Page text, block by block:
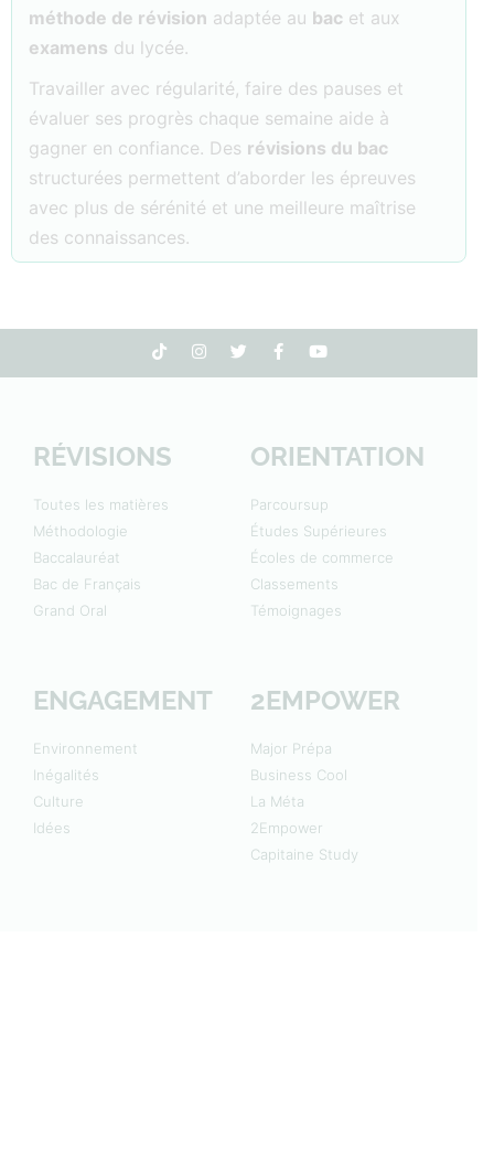
méthode de révision adaptée au bac et aux
examens du lycée.
Travailler avec régularité, faire des pauses et
évaluer ses progrès chaque semaine aide à
gagner en confiance. Des révisions du bac
structurées permettent d’aborder les épreuves
avec plus de sérénité et une meilleure maîtrise
des connaissances.
RÉVISIONS
Toutes les matières
Méthodologie
Baccalauréat
Bac de Français
Grand Oral
ORIENTATION
Parcoursup
Études Supérieures
Écoles de commerce
Classements
Témoignages
ENGAGEMENT
Environnement
Inégalités
Culture
Idées
2EMPOWER
Major Prépa
Business Cool
La Méta
2Empower
Capitaine Study